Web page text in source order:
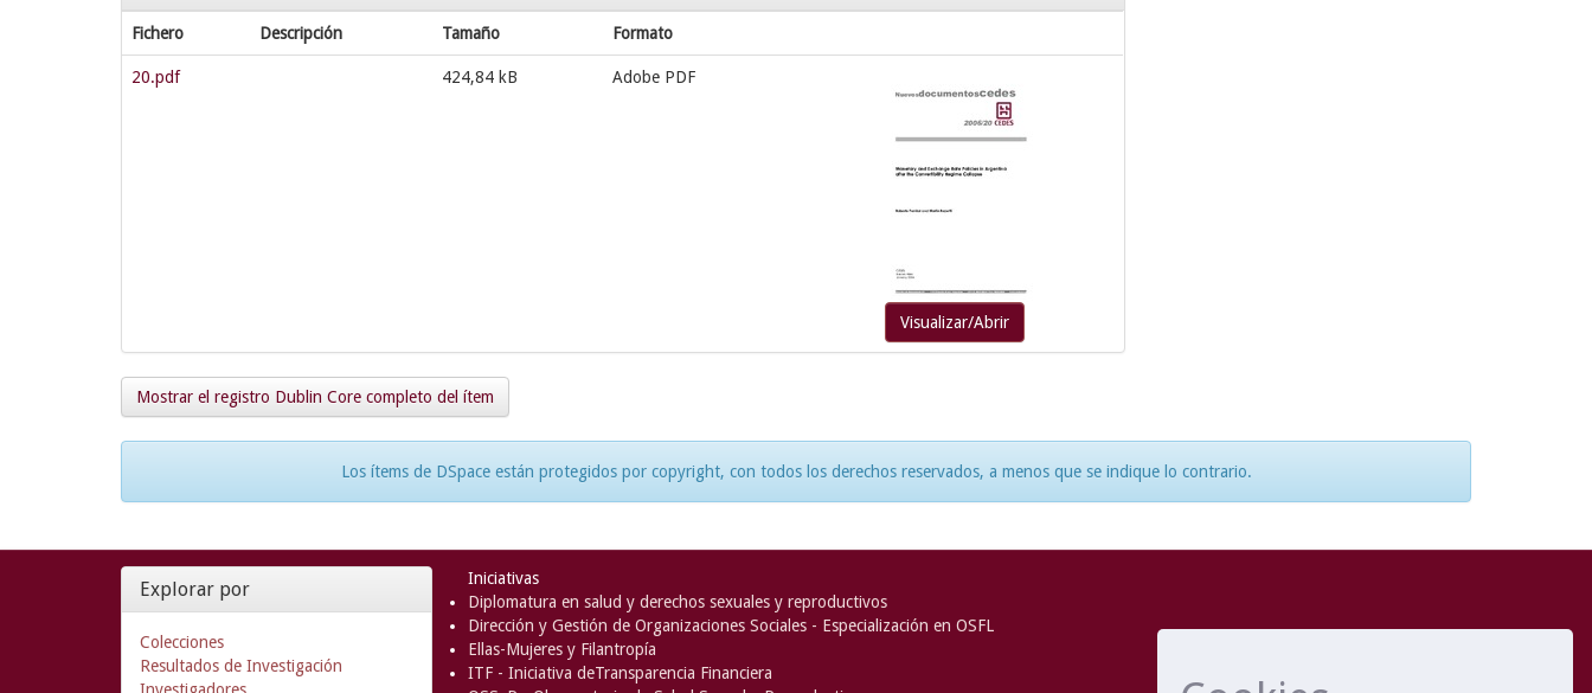
Fichero Descripción Tamaño Formato
20.pdf 424,84 kB Adobe PDF
Visualizar/Abrir
Mostrar el registro Dublin Core completo del ítem
Los ítems de DSpace están protegidos por copyright, con todos los derechos reservados, a menos que se indique lo contrario.
Explorar por
Colecciones
Resultados de Investigación
Iniciativas
Diplomatura en salud y derechos sexuales y reproductivos
Dirección y Gestión de Organizaciones Sociales - Especialización en OSFL
Ellas-Mujeres y Filantropía
ITF - Iniciativa deTransparencia Financiera